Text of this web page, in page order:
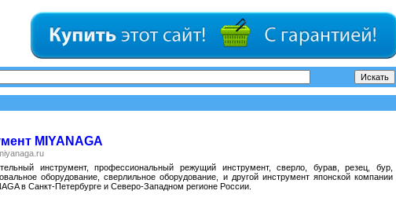
MIYANAGA
инструмент, профессиональный режущий инструмент, сверло, бурав, резец, бур,
оборудование, сверлильное оборудование, и другой инструмент японской компании
в Санкт-Петербурге и Северо-Западном регионе России.